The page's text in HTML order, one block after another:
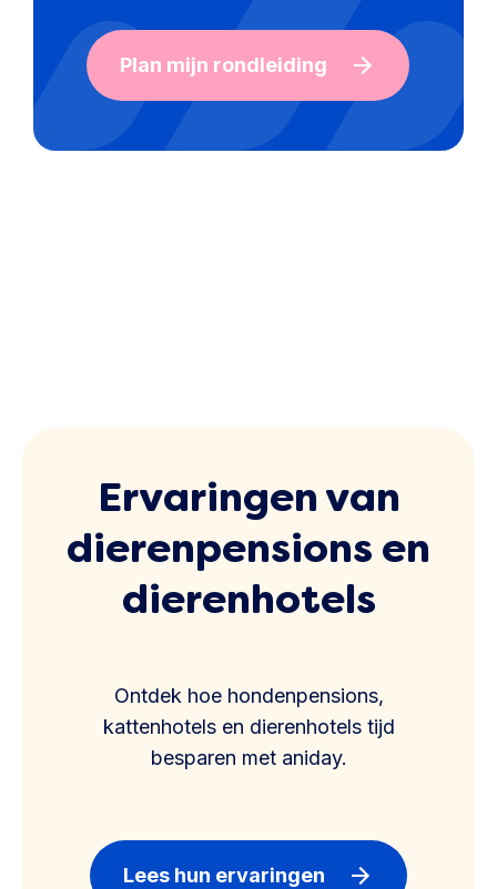
Plan mijn rondleiding
Ervaringen van
dierenpensions en
dierenhotels
Ontdek hoe hondenpensions,
kattenhotels en dierenhotels tijd
besparen met aniday.
Lees hun ervaringen